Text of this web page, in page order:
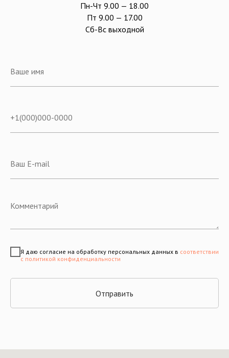
Пн-Чт 9.00 — 18.00
Пт 9.00 — 17.00
Сб-Вс выходной
Я даю согласие на обработку персональных данных в соответствии
с политикой конфиденциальности
Отправить